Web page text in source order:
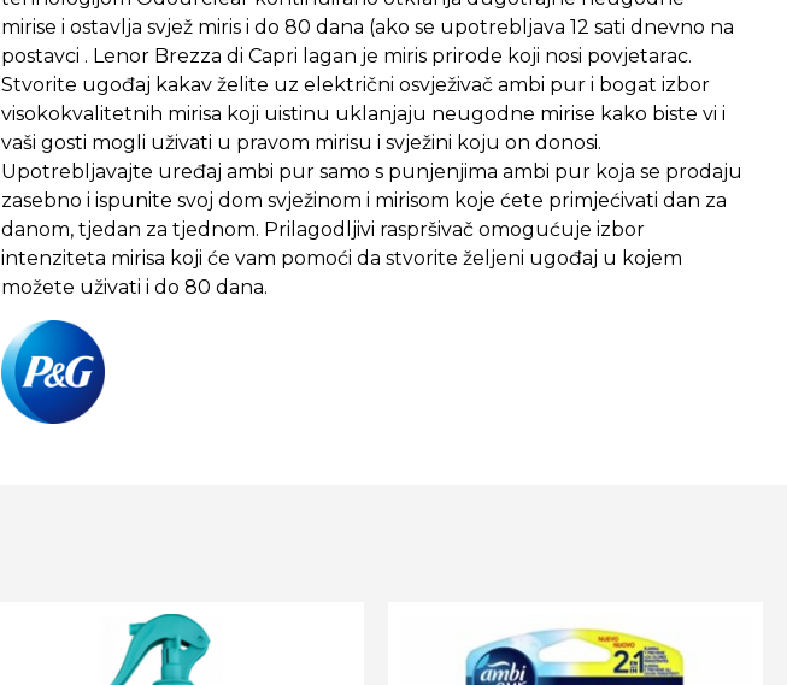
mirise i ostavlja svjež miris i do 80 dana (ako se upotrebljava 12 sati dnevno na
postavci . Lenor Brezza di Capri lagan je miris prirode koji nosi povjetarac.
Stvorite ugođaj kakav želite uz električni osvježivač ambi pur i bogat izbor
visokokvalitetnih mirisa koji uistinu uklanjaju neugodne mirise kako biste vi i
vaši gosti mogli uživati u pravom mirisu i svježini koju on donosi.
Upotrebljavajte uređaj ambi pur samo s punjenjima ambi pur koja se prodaju
zasebno i ispunite svoj dom svježinom i mirisom koje ćete primjećivati dan za
danom, tjedan za tjednom. Prilagodljivi raspršivač omogućuje izbor
intenziteta mirisa koji će vam pomoći da stvorite željeni ugođaj u kojem
možete uživati i do 80 dana.